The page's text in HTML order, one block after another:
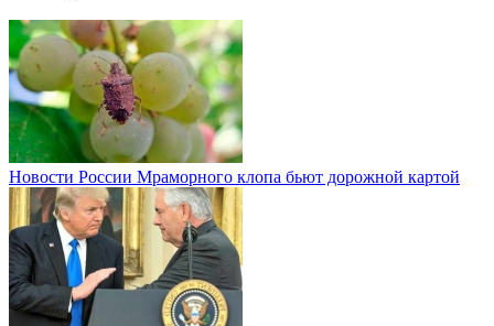
Новости России Мраморного клопа бьют дорожной картой